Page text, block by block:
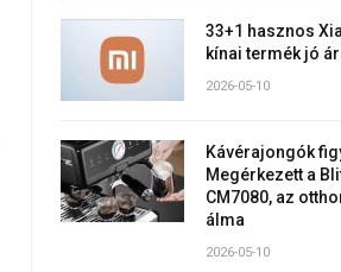
33+1 hasznos
kínai termék jó
2026-05-10
Kávérajongók
Megérkezett a
CM7080, az
álma
2026-05-10